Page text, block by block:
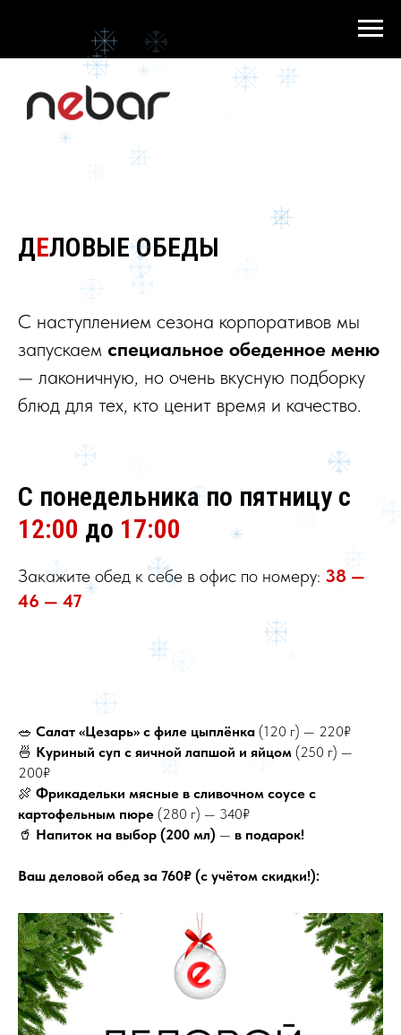
ДЕЛОВЫЕ ОБЕДЫ
С наступлением сезона корпоративов мы
запускаем специальное обеденное меню
— лаконичную, но очень вкусную подборку
блюд для тех, кто ценит время и качество.
С понедельника по пятницу с
12:00 до 17:00
Закажите обед к себе в офис по номеру: 38 —
46 — 47
🥗 Салат «Цезарь» с филе цыплёнка (120 г) — 220₽
🍜 Куриный суп с яичной лапшой и яйцом (250 г) —
200₽
🍖 Фрикадельки мясные в сливочном соусе с
картофельным пюре (280 г) — 340₽
🥤 Напиток на выбор (200 мл) — в подарок!
Ваш деловой обед за 760₽ (с учётом скидки!):